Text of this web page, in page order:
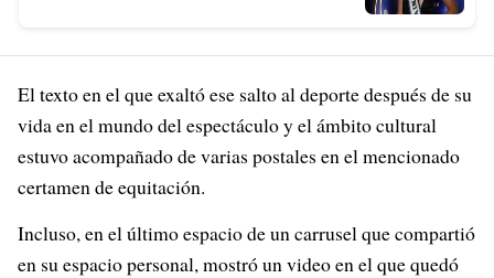
El texto en el que exaltó ese salto al deporte después de su
vida en el mundo del espectáculo y el ámbito cultural
estuvo acompañado de varias postales en el mencionado
certamen de equitación.
Incluso, en el último espacio de un carrusel que compartió
en su espacio personal, mostró un video en el que quedó